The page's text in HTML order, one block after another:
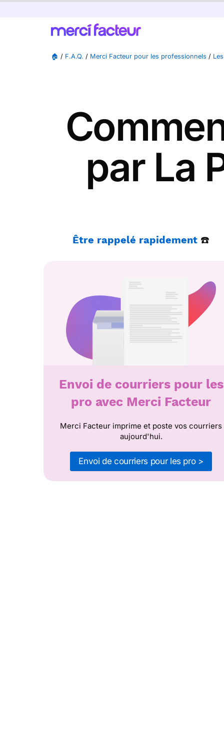
🏠 / F.A.Q. / Merci Facteur pour les professionnels /
par La
Être rappelé rapidement ☎️
Envoi de courriers pour les
pro avec Merci Facteur
Merci Facteur imprime et poste vos courriers
aujourd'hui.
Envoi de courriers pour les pro >